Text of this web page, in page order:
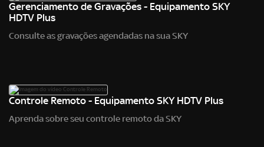
Gerenciamento de Gravações - Equipamento SKY
HDTV Plus
Consulte as gravações agendadas na sua SKY
Controle Remoto - Equipamento SKY HDTV Plus
Aprenda sobre seu controle remoto da SKY